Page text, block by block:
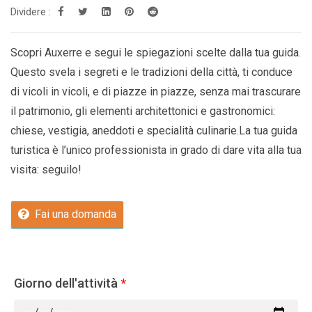
Dividere :
Scopri Auxerre e segui le spiegazioni scelte dalla tua guida.
Questo svela i segreti e le tradizioni della città, ti conduce
di vicoli in vicoli, e di piazze in piazze, senza mai trascurare
il patrimonio, gli elementi architettonici e gastronomici:
chiese, vestigia, aneddoti e specialità culinarie.La tua guida
turistica è l’unico professionista in grado di dare vita alla tua
visita: seguilo!
Fai una domanda
Giorno dell'attività*